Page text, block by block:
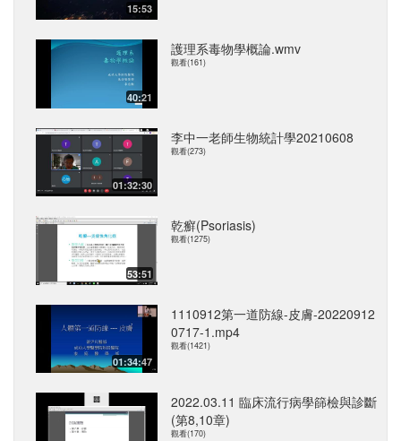
15:53
40:21
護理系毒物學概論.wmv
觀看(161)
01:32:30
李中一老師生物統計學20210608
觀看(273)
53:51
乾癬(Psoriasis)
觀看(1275)
01:34:47
1110912第一道防線-皮膚-20220912
0717-1.mp4
觀看(1421)
2022.03.11 臨床流行病學篩檢與診斷
(第8,10章)
觀看(170)